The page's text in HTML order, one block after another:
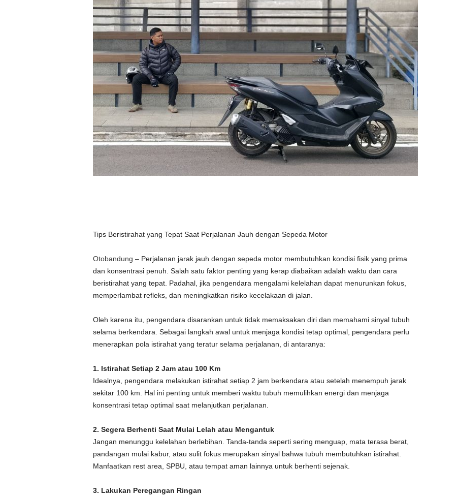
Tips Beristirahat yang Tepat Saat Perjalanan Jauh dengan Sepeda Motor
Otobandung – Perjalanan jarak jauh dengan sepeda motor membutuhkan kondisi fisik yang prima
dan konsentrasi penuh. Salah satu faktor penting yang kerap diabaikan adalah waktu dan cara
beristirahat yang tepat. Padahal, jika pengendara mengalami kelelahan dapat menurunkan fokus,
memperlambat refleks, dan meningkatkan risiko kecelakaan di jalan.
Oleh karena itu, pengendara disarankan untuk tidak memaksakan diri dan memahami sinyal tubuh
selama berkendara. Sebagai langkah awal untuk menjaga kondisi tetap optimal, pengendara perlu
menerapkan pola istirahat yang teratur selama perjalanan, di antaranya:
1. Istirahat Setiap 2 Jam atau 100 Km
Idealnya, pengendara melakukan istirahat setiap 2 jam berkendara atau setelah menempuh jarak
sekitar 100 km. Hal ini penting untuk memberi waktu tubuh memulihkan energi dan menjaga
konsentrasi tetap optimal saat melanjutkan perjalanan.
2. Segera Berhenti Saat Mulai Lelah atau Mengantuk
Jangan menunggu kelelahan berlebihan. Tanda-tanda seperti sering menguap, mata terasa berat,
pandangan mulai kabur, atau sulit fokus merupakan sinyal bahwa tubuh membutuhkan istirahat.
Manfaatkan rest area, SPBU, atau tempat aman lainnya untuk berhenti sejenak.
3. Lakukan Peregangan Ringan